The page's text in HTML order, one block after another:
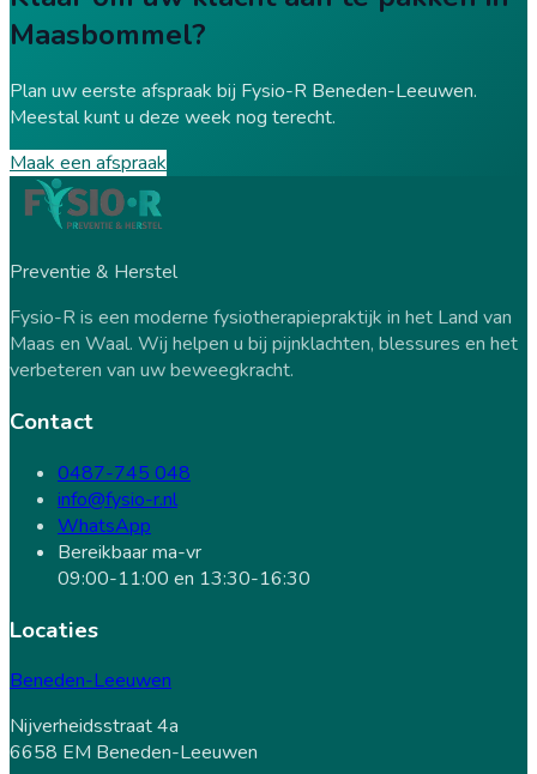
Maasbommel?
Plan uw eerste afspraak bij Fysio-R Beneden-Leeuwen.
Meestal kunt u deze week nog terecht.
Maak een afspraak
Preventie & Herstel
Fysio-R is een moderne fysiotherapiepraktijk in het Land van
Maas en Waal. Wij helpen u bij pijnklachten, blessures en het
verbeteren van uw beweegkracht.
Contact
0487-745 048
info@fysio-r.nl
WhatsApp
Bereikbaar ma-vr
09:00-11:00 en 13:30-16:30
Locaties
Beneden-Leeuwen
Nijverheidsstraat 4a
6658 EM Beneden-Leeuwen